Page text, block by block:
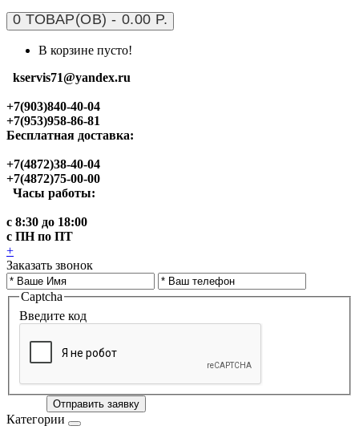
0 ТОВАР(ОВ) - 0.00 Р.
В корзине пусто!
kservis71@yandex.ru
+7(903)840-40-04
+7(953)958-86-81
Бесплатная доставка:
+7(4872)38-40-04
+7(4872)75-00-00
Часы работы:
с 8:30 до 18:00
с ПН по ПТ
+
Заказать звонок
Captcha
Введите код
Отправить заявку
Категории